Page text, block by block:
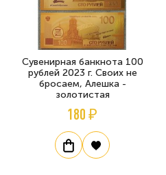
Сувенирная банкнота 100
рублей 2023 г. Своих не
бросаем, Алешка -
золотистая
180 ₽